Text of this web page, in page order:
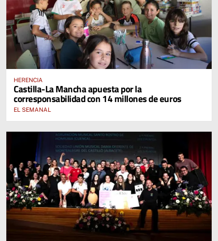
HERENCIA
Castilla-La Mancha apuesta por la
corresponsabilidad con 14 millones de euros
EL SEMANAL